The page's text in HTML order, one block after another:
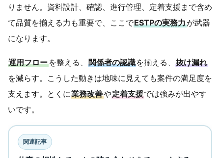
りません。資料設計、確認、進行管理、定着支援まで含め
て品質を揃える力も重要で、ここでESTPの実務力が武器
になります。
運用フローを整える、 関係者の認識を揃える、抜け漏れ
を減らす。こうした動きは地味に見えても案件の満足度を
支えます。とくに業務改善や定着支援では強みが出やす
いです。
関連記事